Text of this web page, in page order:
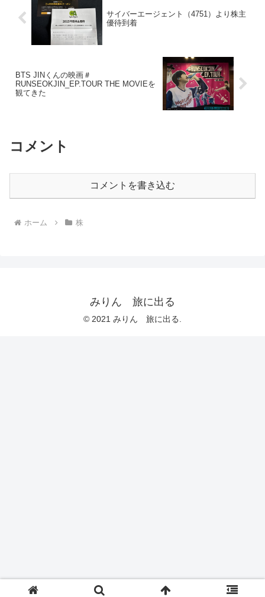
サイバーエージェント（4751）より株主
優待到着
BTS JINくんの映画＃
RUNSEOKJIN_EP.TOUR THE MOVIEを
観てきた
コメント
コメントを書き込む
ホーム 株
みりん 旅に出る
© 2021 みりん 旅に出る.